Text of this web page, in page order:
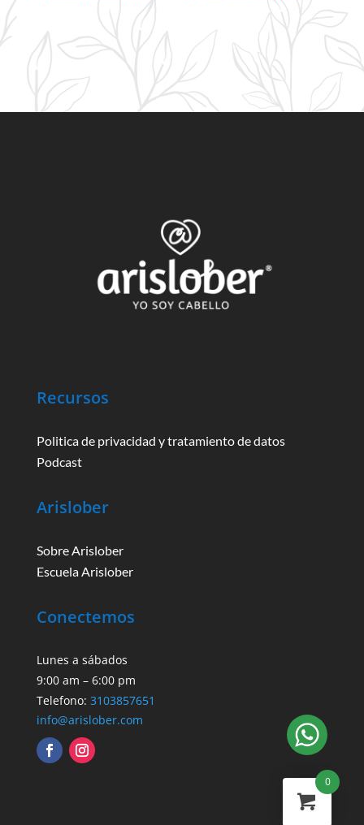
Recursos
Politica de privacidad y tratamiento de datos
Podcast
Arislober
Sobre Arislober
Escuela Arislober
Conectemos
Lunes a sábados
9:00 am – 6:00 pm
Telefono: 3103857651
info@arislober.com
0